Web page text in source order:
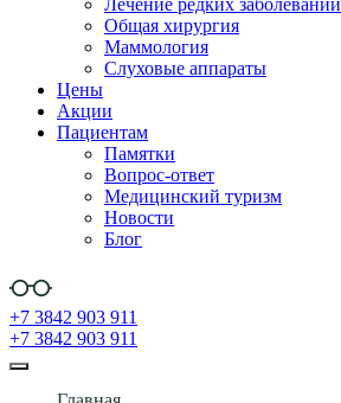
Лечение редких заболеваний
Общая хирургия
Маммология
Слуховые аппараты
Цены
Акции
Пациентам
Памятки
Вопрос-ответ
Медицинский туризм
Новости
Блог
+7 3842 903 911
+7 3842 903 911